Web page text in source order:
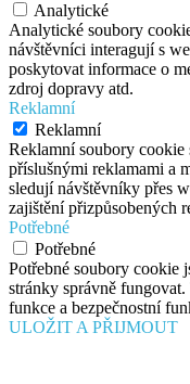
Analytické
Analytické soubory
návštěvníci interagují s
poskytovat informace o
zdroj dopravy atd.
Reklamní
Reklamní
Reklamní soubory
příslušnými reklamami a
sledují návštěvníky přes
zajištění přizpůsobených
Potřebné
Potřebné
Potřebné soubory cookie
stránky správně
funkce a bezpečnostní
ULOŽIT A PŘIJMOUT